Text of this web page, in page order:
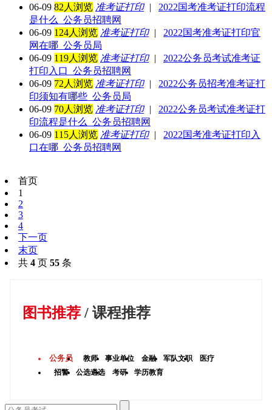
06-09 82人浏览 准考证打印|
2022国考准考证打印流程
是什么_公务员招聘网
06-09 124人浏览 准考证打印|
2022国考准考证打印官
网在哪_公务员局
06-09 119人浏览 准考证打印|
2022公务员考试准考证
打印入口_公务员招聘网
06-09 72人浏览 准考证打印|
2022公务员招考准考证打
印须知有哪些_公务员局
06-09 70人浏览 准考证打印|
2022公务员考试准考证打
印流程是什么_公务员招聘网
06-09 115人浏览 准考证打印|
2022国考准考证打印入
口在哪_公务员招聘网
首页
1
2
3
4
下一页
末页
共 4 页 55 条
图书推荐/ 课程推荐
公务员 教师 事业单位 金融 军队文职
医疗
招警
公选遴选 考研 学历教育